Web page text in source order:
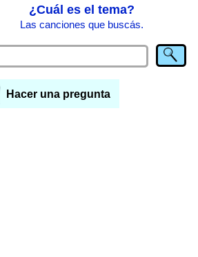
¿Cuál es el tema?
Las canciones que buscás.
Hacer una pregunta